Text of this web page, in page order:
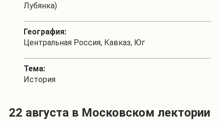
Лубянка)
География:
Центральная Россия, Кавказ, Юг
Тема:
История
22 августа в Московском лектории